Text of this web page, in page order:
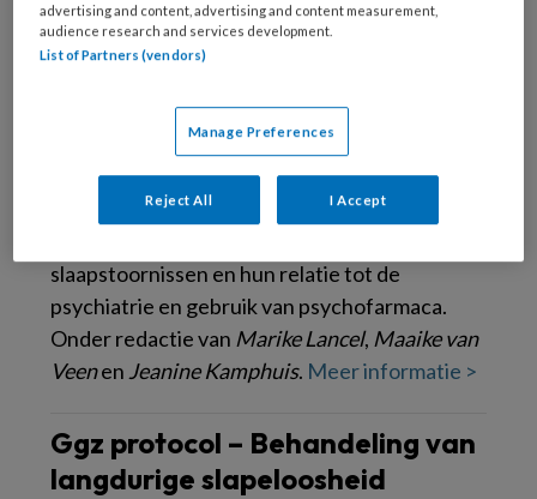
psychiatrie – Diagnose en
behandeling
Nieuw verschenen handboek met overzicht
slaapstoornissen en hun relatie tot de
psychiatrie en gebruik van psychofarmaca.
Onder redactie van Marike Lancel, Maaike van
VeenenJeanine Kamphuis. Meer informatie >
Ggz protocol – Behandeling van
langdurige slapeloosheid
advertising and content, advertising and content measurement,
audience research and services development.
List of Partners (vendors)
Manage Preferences
Reject All I Accept